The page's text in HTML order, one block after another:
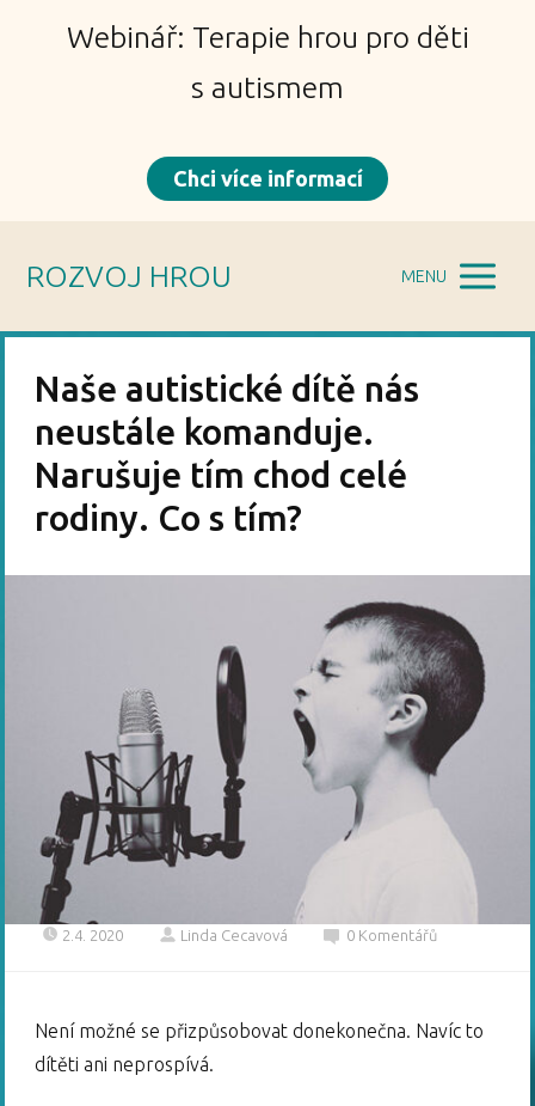
Webinář: Terapie hrou pro děti
s autismem
Chci více informací
ROZVOJ HROU MENU
Naše autistické dítě nás
neustále komanduje.
Narušuje tím chod celé
rodiny. Co s tím?
2.4. 2020 Linda Cecavová 0 Komentářů
Není možné se přizpůsobovat donekonečna. Navíc to
dítěti ani neprospívá.